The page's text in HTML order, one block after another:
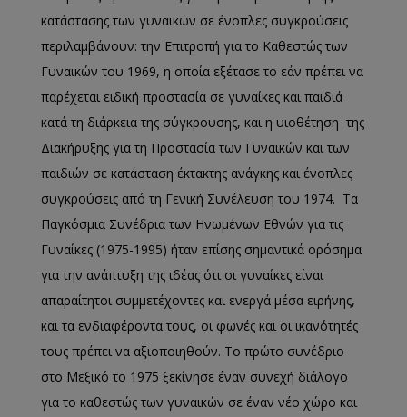
κατάστασης των γυναικών σε ένοπλες συγκρούσεις
περιλαμβάνουν: την Επιτροπή για το Καθεστώς των
Γυναικών του 1969, η οποία εξέτασε το εάν πρέπει να
παρέχεται ειδική προστασία σε γυναίκες και παιδιά
κατά τη διάρκεια της σύγκρουσης, και η υιοθέτηση της
Διακήρυξης για τη Προστασία των Γυναικών και των
παιδιών σε κατάσταση έκτακτης ανάγκης και ένοπλες
συγκρούσεις από τη Γενική Συνέλευση του 1974. Τα
Παγκόσμια Συνέδρια των Ηνωμένων Εθνών για τις
Γυναίκες (1975-1995) ήταν επίσης σημαντικά ορόσημα
για την ανάπτυξη της ιδέας ότι οι γυναίκες είναι
απαραίτητοι συμμετέχοντες και ενεργά μέσα ειρήνης,
και τα ενδιαφέροντα τους, οι φωνές και οι ικανότητές
τους πρέπει να αξιοποιηθούν. Το πρώτο συνέδριο
στο Μεξικό το 1975 ξεκίνησε έναν συνεχή διάλογο
για το καθεστώς των γυναικών σε έναν νέο χώρο και